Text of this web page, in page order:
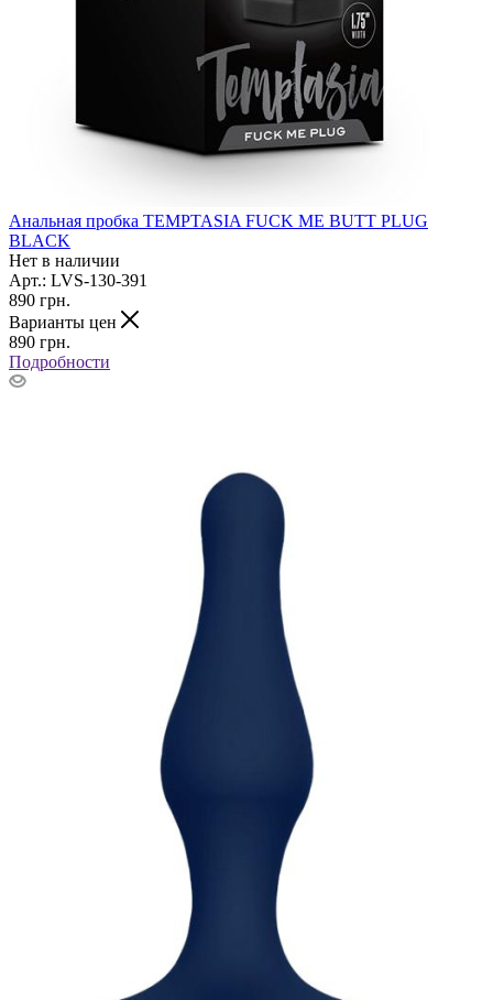
Анальная пробка TEMPTASIA FUCK ME BUTT PLUG
BLACK
Нет в наличии
Арт.: LVS-130-391
890 грн.
Варианты цен
890 грн.
Подробности